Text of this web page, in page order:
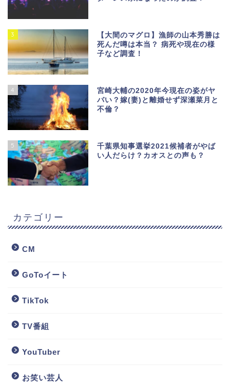
3
【大間のマグロ】漁師の山本秀勝は
死んだ噂は本当？ 病死や現在の様
子など調査！
4
宮崎大輔の2020年今現在の姿がヤ
バい？嫁(妻)と離婚せず深瀬菜月と
不倫？
5
千葉県知事選挙2021候補者がやば
い人だらけ？カオスとの声も？
カテゴリー
CM
GoToイート
TikTok
TV番組
YouTuber
お笑い芸人